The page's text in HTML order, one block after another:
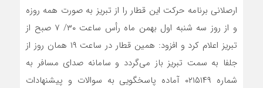
ارصلانی برنامه حرکت این قطار را از تبریز به صورت همه روزه
و از روز سه شنبه اول بهمن ماه رأس ساعت ۳۰/ ۷ صبح از
تبریز اعلام کرد و افزود: همین قطار در ساعت ۱۹ همان روز از
جلفا به سمت تبریز باز می‌گردد و سامانه صدای مسافر به
شماره ۰۲۱۵۱۴۹ آماده پاسخگویی به سوالات و پیشنهادات